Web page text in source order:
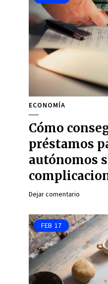
ECONOMÍA
Cómo
préstamos
autónomos
Dejar comentario
FEB 17